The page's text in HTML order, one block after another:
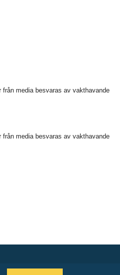
media besvaras av vakthavande
media besvaras av vakthavande